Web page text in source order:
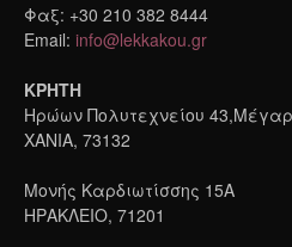
Φαξ: +30 210 382 8444
Email: info@lekkakou.gr
ΚΡΗΤΗ
Ηρώων Πολυτεχνείου
ΧΑΝΙΑ, 73132
Μονής Καρδιωτίσσης 15A
ΗΡΑΚΛΕΙΟ, 71201